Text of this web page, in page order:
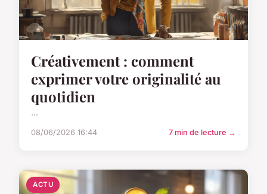
Créativement : comment
exprimer votre originalité au
quotidien
...
08/06/2026 16:44 7 min de lecture →
ACTU